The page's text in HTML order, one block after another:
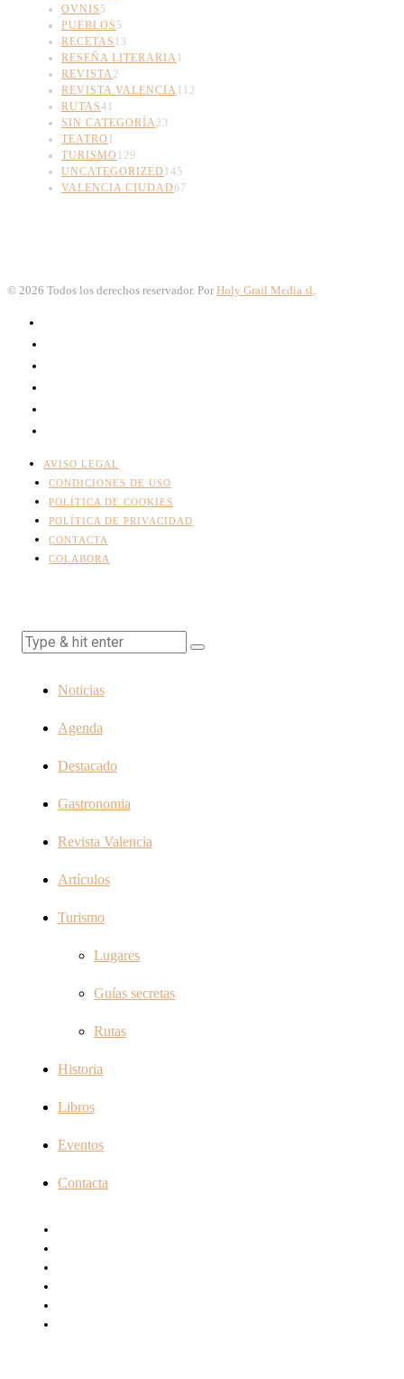
OVNIS 5
PUEBLOS 5
RECETAS 13
RESEÑA LITERARIA 1
REVISTA 2
REVISTA VALENCIA 112
RUTAS41
SIN CATEGORÍA 23
TEATRO 1
TURISMO 129
UNCATEGORIZED 145
VALENCIA CIUDAD67
© 2026 Todos los derechos reservador. Por Holy Grail Media sl
AVISO LEGAL
CONDICIONES DE USO
POLÍTICA DE COOKIES
POLÍTICA DE PRIVACIDAD
CONTACTA
COLABORA
Noticias
Agenda
Destacado
Gastronomia
Revista Valencia
Artículos
Turismo
Lugares
Guías secretas
Rutas
Historia
Libros
Eventos
Contacta